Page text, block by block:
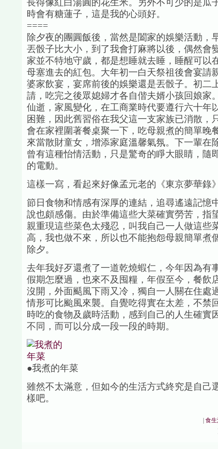
長得像紅白湯圓的花生米。另外不可少的是瓜
時會有糖蓮子，這是我的心頭好。
====
除夕夜的團圓飯後，當然是闔家的娛樂活動，
丟骰子比大小，到了我會打麻將以後，偶然會
家並不特地守歲，都是想睡就去睡，睡醒可以
母塞進去的紅包。大年初一白天祭祖後會宴請
婆家飲宴，宴席前後的娛樂還是丟骰子。初二
請，吃完之後眾媳婦才各自偕夫婿小孩回娘家
仙逝，家風變化，在工商業時代要遵行六十年
困難，因此舊習俗在我父這一支家族已消散，
會在家裡圍著餐桌聚一下，吃母親煮的簡單晚
來當散財童女，增添家庭溫馨氣氛。下一輩在
曾有這種怡情活動，只是驚奇的睜大眼睛，隨
的電動。
這樣一寫，看起來好像孟元老的《東京夢華錄
節日食物和情感有深厚的連結，追尋遙遠記憶
說也頗感傷。由於準備這些大菜確實勞苦，指
親重現這些菜色太殘忍，叫我自己一人做這些
高，我也做不來，所以也不能抱怨母親簡單煮
除夕。
去年我好歹還煮了一道乾燒蝦仁，今年因為有
假期怎麼過，也來不及囤糧，年假至今，餐飲
沒開，外面颳風下雨又冷，獨自一人關在住處
情形可比颱風來襲。自覺吃得實在太差，不禁
時吃的食物及歲時活動，感到自己的人生確實
不同，而可以分成一段一段的時期。
●我煮的年菜
雖然不太滿意，但如今的生活方式終究是自己
樣吧。
|食